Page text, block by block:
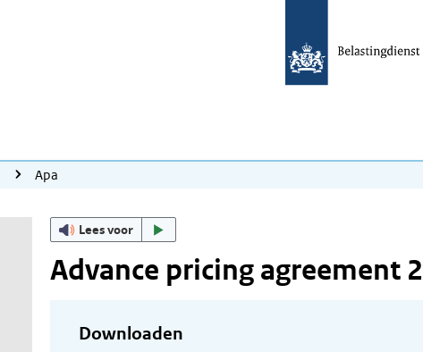
Apa
Lees voor
Advance pricing agreement
Downloaden